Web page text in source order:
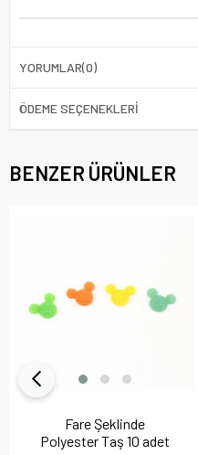
YORUMLAR(0)
ÖDEME SEÇENEKLERI
BENZER ÜRÜNLER
Fare Şeklinde
Polyester Taş 10 adet